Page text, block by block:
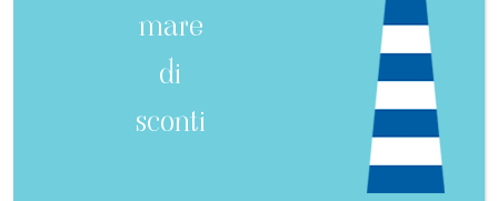
mare
di
sconti